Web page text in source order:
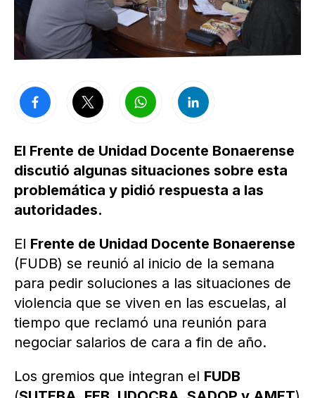
El Frente de Unidad Docente Bonaerense
discutió algunas situaciones sobre esta
problemática y pidió respuesta a las
autoridades.
El Frente de Unidad Docente Bonaerense
(FUDB) se reunió al inicio de la semana
para pedir soluciones a las situaciones de
violencia que se viven en las escuelas, al
tiempo que reclamó una reunión para
negociar salarios de cara a fin de año.
Los gremios que integran el FUDB